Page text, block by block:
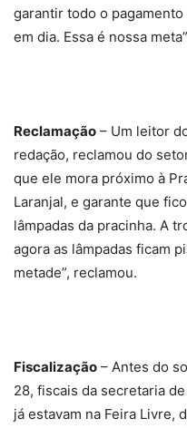
garantir todo o
em dia. Essa é nossa
Reclamação – Um leitor
redação, reclamou do
que ele mora próximo à
Laranjal, e garante que
lâmpadas da pracinha. A
agora as lâmpadas ficam
metade”, reclamou.
Fiscalização – Antes do
28, fiscais da secretaria
já estavam na Feira Livre,